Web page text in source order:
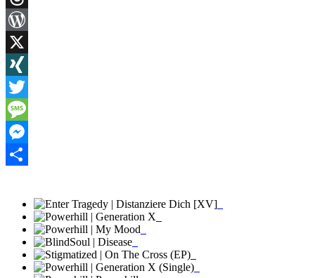
Threads
WordPress
X
XING
Twitter
Message
Messenger